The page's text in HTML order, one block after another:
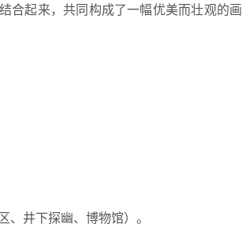
合起来，共同构成了一幅优美而壮观的画
井下探幽、博物馆）。